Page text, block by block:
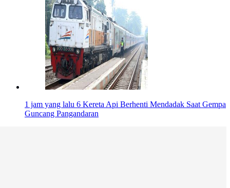
1 jam yang lalu 6 Kereta Api Berhenti Mendadak Saat Gempa
Guncang Pangandaran